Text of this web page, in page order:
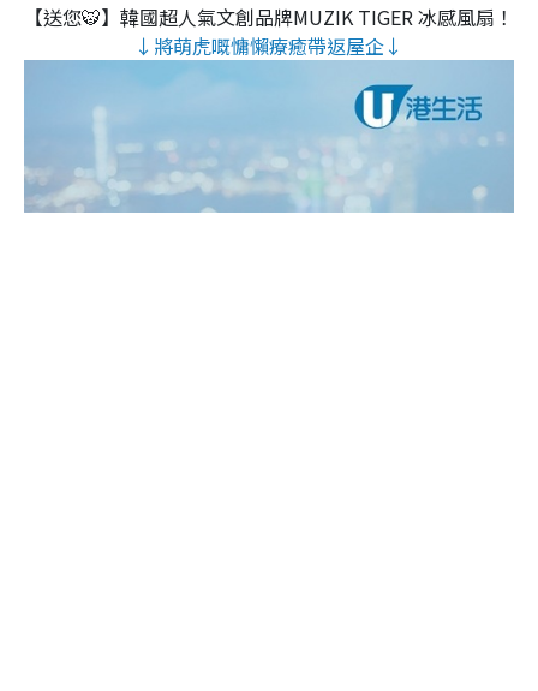
【送您🐯】韓國超人氣文創品牌MUZIK TIGER 冰感風扇！
↓將萌虎嘅慵懶療癒帶返屋企↓